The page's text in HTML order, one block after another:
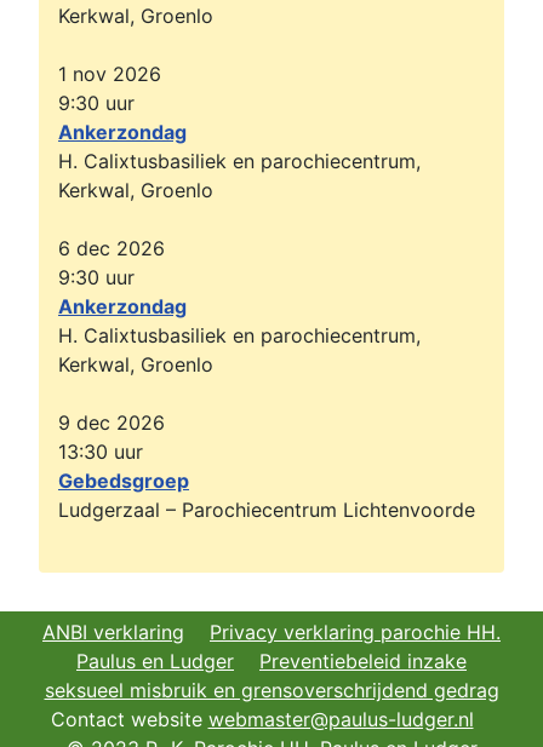
Kerkwal, Groenlo
1 nov 2026
9:30 uur
Ankerzondag
H. Calixtusbasiliek en parochiecentrum,
Kerkwal, Groenlo
6 dec 2026
9:30 uur
Ankerzondag
H. Calixtusbasiliek en parochiecentrum,
Kerkwal, Groenlo
9 dec 2026
13:30 uur
Gebedsgroep
Ludgerzaal – Parochiecentrum Lichtenvoorde
ANBI verklaring
Privacy verklaring parochie HH.
Paulus en Ludger
Preventiebeleid inzake
seksueel misbruik en grensoverschrijdend gedrag
Contact website webmaster@paulus-ludger.nl